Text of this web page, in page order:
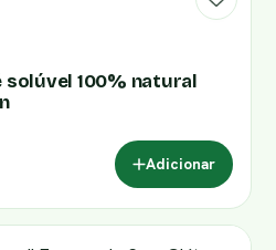
solúvel 100% natural
Adicionar